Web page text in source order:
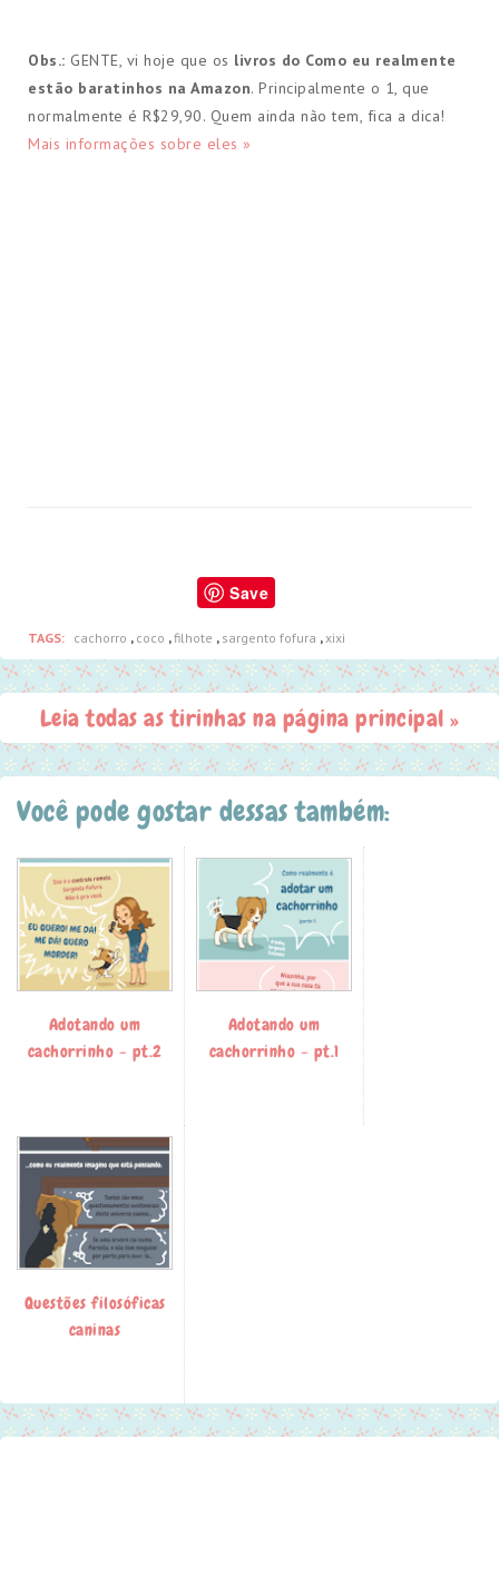
Obs.: GENTE, vi hoje que os livros do Como eu realmente
estão baratinhos na Amazon. Principalmente o 1, que
normalmente é R$29,90. Quem ainda não tem, fica a dica!
Mais informações sobre eles »
Save
TAGS: cachorro , coco ,filhote , sargento fofura ,xixi
Leia todas as tirinhas na página principal »
Você pode gostar dessas também:
Adotando um
cachorrinho - pt.2
Adotando um
cachorrinho - pt.1
Questões filosóficas
caninas